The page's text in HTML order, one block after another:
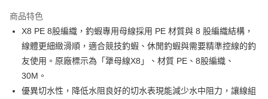
4.訂單成立30分鐘內，如未前往確認交易或遇審核未通過，訂單將自動取
消。如遇「轉專審核」未通過狀況，表示未達大哥付你分期系統評分，恕無
法說明評估內容。
【繳款方式說明】
1.分期款項不併入電信帳單，「大哥付你分期」於每月結算日後寄送繳費提
醒簡訊。
帳／街口支付／iPASS MONEY」等通路繳費。
便利好安心！
２．便利：只要手機號碼，簡訊認證，即可結帳。
３．安心：先確認商品／服務後，再付款。
【「AFTEE先享後付」結帳流程】
１．於結帳方式選擇「AFTEE先享後付」後，將跳轉至「AFTEE先享後付」
結帳頁面，進行簡訊認證並確認金額後，即可完成結帳。
貨到付款
運送方式
全家取貨付款
每筆NT$60，滿NT$1,200(含以上)免運費
商品特色
X8 PE 8股編織，釣蝦專用母線採用 PE 材質與 8 股編織結構，
線體更細緻滑順，適合競技釣蝦、休閒釣蝦與需要精準控線的釣
友使用。原廠標示為「犟母線X8」、材質 PE、8股編織、
30M。
優異切水性，降低水阻良好的切水表現能減少水中阻力，讓線組